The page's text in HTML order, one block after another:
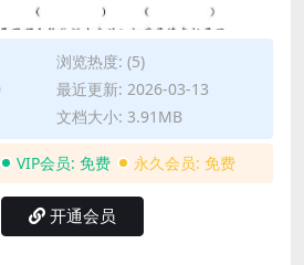
浏览热度: (5)
最近更新: 2026-03-13
文档大小: 3.91MB
VIP会员: 免费 永久会员: 免费
开通会员